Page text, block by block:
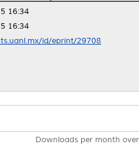
16:34
16:34
id/eprint/29708
Downloads per month